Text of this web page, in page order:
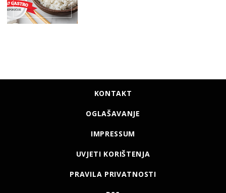
KONTAKT
OGLAŠAVANJE
IMPRESSUM
UVJETI KORIŠTENJA
PRAVILA PRIVATNOSTI